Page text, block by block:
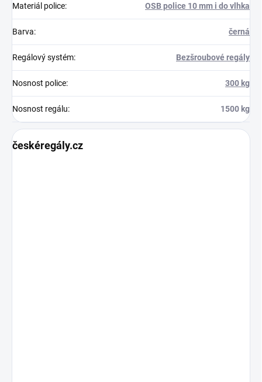
Materiál police: OSB police 10 mm i do vlhka
Barva: černá
Regálový systém: Bezšroubové regály
Nosnost police: 300 kg
Nosnost regálu: 1500 kg
českéregály.cz